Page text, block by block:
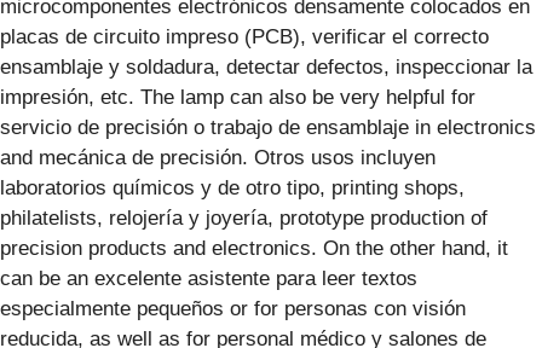
microcomponentes electrónicos densamente colocados en
placas de circuito impreso (PCB), verificar el correcto
ensamblaje y soldadura, detectar defectos, inspeccionar la
impresión, etc. The lamp can also be very helpful for
servicio de precisión o trabajo de ensamblaje in electronics
and mecánica de precisión. Otros usos incluyen
laboratorios químicos y de otro tipo, printing shops,
philatelists, relojería y joyería, prototype production of
precision products and electronics. On the other hand, it
can be an excelente asistente para leer textos
especialmente pequeños or for personas con visión
reducida, as well as for personal médico y salones de